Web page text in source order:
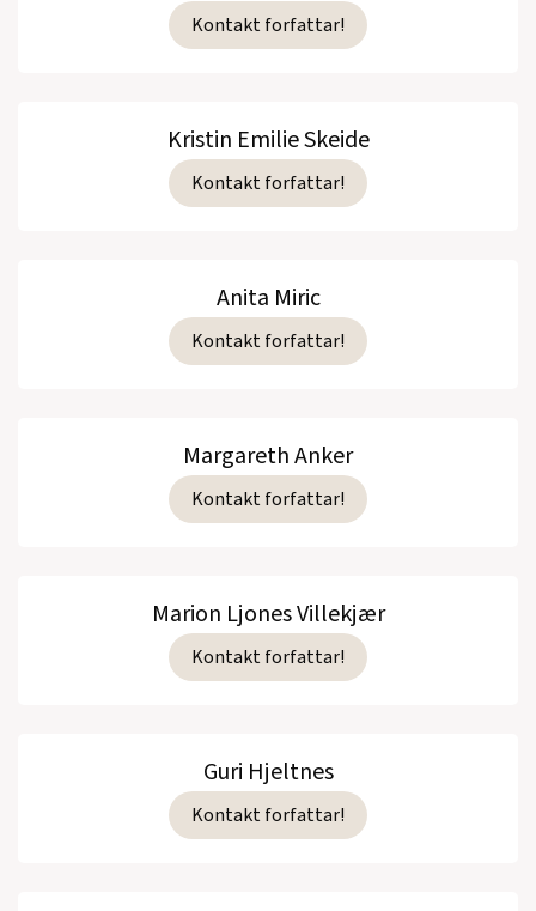
Kontakt forfattar!
Kristin Emilie Skeide
Kontakt forfattar!
Anita Miric
Kontakt forfattar!
Margareth Anker
Kontakt forfattar!
Marion Ljones Villekjær
Kontakt forfattar!
Guri Hjeltnes
Kontakt forfattar!